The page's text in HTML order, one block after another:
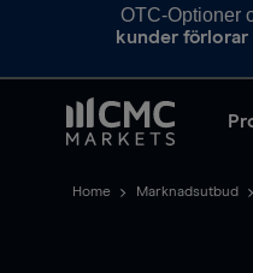
OTC-Optioner
kunder
Home Marknadsutbud